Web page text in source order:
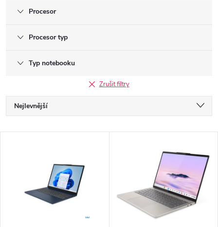
Procesor
Procesor typ
Typ notebooku
Zrušit filtry
Ř
a
Nejlevnější